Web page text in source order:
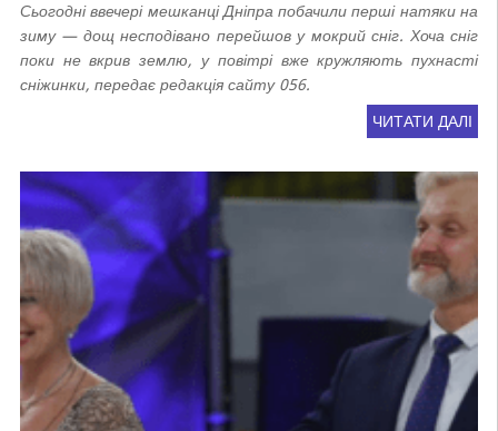
Сьогодні ввечері мешканці Дніпра побачили перші натяки на
зиму — дощ несподівано перейшов у мокрий сніг. Хоча сніг
поки не вкрив землю, у повітрі вже кружляють пухнасті
сніжинки, передає редакція сайту 056.
ЧИТАТИ ДАЛІ